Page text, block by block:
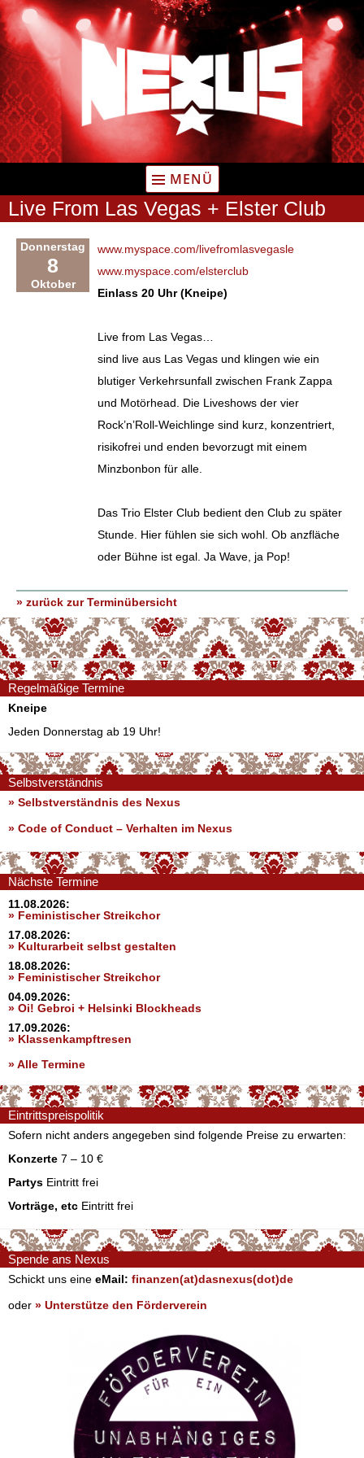
Zum
Inhalt
springen
MENÜ
Live From Las Vegas + Elster Club
Donnerstag
8
Oktober
www.myspace.com/livefromlasvegasle
www.myspace.com/elsterclub
Einlass 20 Uhr (Kneipe)
Live from Las Vegas…
sind live aus Las Vegas und klingen wie ein
blutiger Verkehrsunfall zwischen Frank Zappa
und Motörhead. Die Liveshows der vier
Rock’n’Roll-Weichlinge sind kurz, konzentriert,
risikofrei und enden bevorzugt mit einem
Minzbonbon für alle.
Das Trio Elster Club bedient den Club zu später
Stunde. Hier fühlen sie sich wohl. Ob anzfläche
oder Bühne ist egal. Ja Wave, ja Pop!
» zurück zur Terminübersicht
Regelmäßige Termine
Kneipe
Jeden Donnerstag ab 19 Uhr!
Selbstverständnis
» Selbstverständnis des Nexus
» Code of Conduct – Verhalten im Nexus
Nächste Termine
11.08.2026:
» Feministischer Streikchor
17.08.2026:
» Kulturarbeit selbst gestalten
18.08.2026:
» Feministischer Streikchor
04.09.2026:
» Oi! Gebroi + Helsinki Blockheads
17.09.2026:
» Klassenkampftresen
» Alle Termine
Eintrittspreispolitik
Sofern nicht anders angegeben sind folgende Preise zu erwarten:
Konzerte 7 – 10 €
Partys Eintritt frei
Vorträge, etc Eintritt frei
Spende ans Nexus
Schickt uns eine eMail: finanzen(at)dasnexus(dot)de
oder » Unterstütze den Förderverein